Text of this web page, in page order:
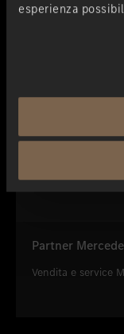
esperienza
Partner
Vendita e service